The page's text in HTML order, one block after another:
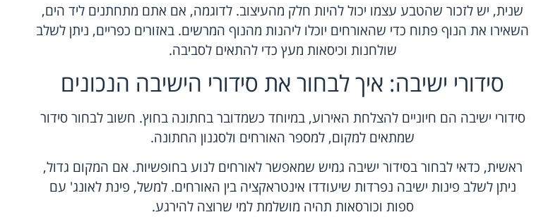
שנית, יש לזכור שהטבע עצמו יכול להיות חלק מהעיצוב. לדוגמה, אם אתם מתחתנים ליד הים,
השאירו את הנוף פתוח כדי שהאורחים יוכלו ליהנות מהנוף המרשים. באזורים כפריים, ניתן לשלב
שולחנות וכיסאות מעץ כדי להתאים לסביבה.
סידורי ישיבה: איך לבחור את סידורי הישיבה הנכונים
סידורי ישיבה הם חיוניים להצלחת האירוע, במיוחד כשמדובר בחתונה בחוץ. חשוב לבחור סידור
שמתאים למקום, למספר האורחים ולסגנון החתונה.
ראשית, כדאי לבחור בסידור ישיבה גמיש שמאפשר לאורחים לנוע בחופשיות. אם המקום גדול,
ניתן לשלב פינות ישיבה נפרדות שיעודדו אינטראקציה בין האורחים. למשל, פינת לאונג' עם
ספות וכורסאות תהיה מושלמת למי שרוצה להירגע.